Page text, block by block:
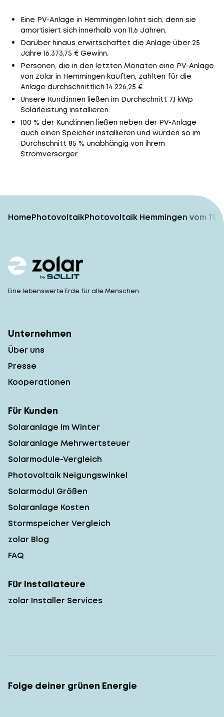
Eine PV-Anlage in Hemmingen lohnt sich, denn sie
amortisiert sich innerhalb von 11,6 Jahren.
Darüber hinaus erwirtschaftet die Anlage über 25
Jahre 16.373,75 € Gewinn.
Personen, die in den letzten Monaten eine PV-Anlage
von zolar in Hemmingen kauften, zahlten für die
Anlage durchschnittlich 14.226,25 €.
Unsere Kund:innen ließen im Durchschnitt 7,1 kWp
Solarleistung installieren.
100 % der Kund:innen ließen neben der PV-Anlage
auch einen Speicher installieren und wurden so im
Durchschnitt 85 % unabhängig von ihrem
Stromversorger.
HomePhotovoltaikPhotovoltaik Hemmingen vom
Eine lebenswerte Erde für alle Menschen.
Unternehmen
Über uns
Presse
Kooperationen
Für Kunden
Solaranlage im Winter
Solaranlage Mehrwertsteuer
Solarmodule-Vergleich
Photovoltaik Neigungswinkel
Solarmodul Größen
Solaranlage Kosten
Stormspeicher Vergleich
zolar Blog
FAQ
Für Installateure
zolar Installer Services
Folge deiner grünen Energie